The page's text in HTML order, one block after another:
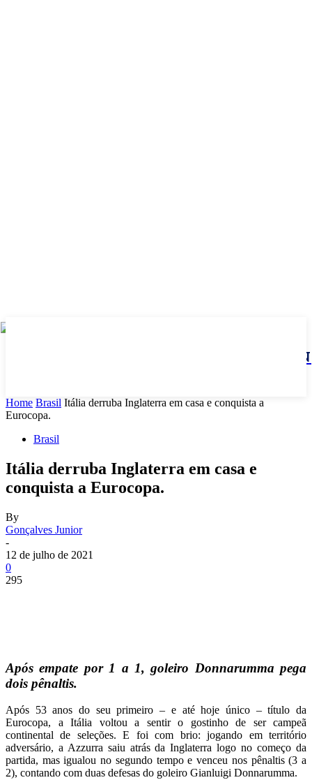
JBN
Home Brasil Itália derruba Inglaterra em casa e conquista a
Eurocopa.
Brasil
Itália derruba Inglaterra em casa e
conquista a Eurocopa.
By
Gonçalves Junior
-
12 de julho de 2021
0
295
Após empate por 1 a 1, goleiro Donnarumma pega
dois pênaltis.
Após 53 anos do seu primeiro – e até hoje único – título da
Eurocopa, a Itália voltou a sentir o gostinho de ser campeã
continental de seleções. E foi com brio: jogando em território
adversário, a Azzurra saiu atrás da Inglaterra logo no começo da
partida, mas igualou no segundo tempo e venceu nos pênaltis (3 a
2), contando com duas defesas do goleiro Gianluigi Donnarumma.